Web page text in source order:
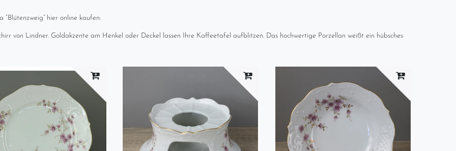
hier online kaufen:
von Lindner. Goldakzente am Henkel oder Deckel lassen Ihre Kaffeetafel aufblitzen. Das hochwertige Porzellan weißt ein hübsches